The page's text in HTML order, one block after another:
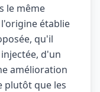
le même
établie
qu'il
d'un
amélioration
plutôt que les